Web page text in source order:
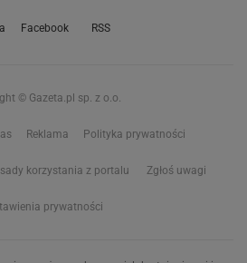
Facebook RSS
© Gazeta.pl sp. z o.o.
Reklama Polityka prywatności
korzystania z portalu Zgłoś uwagi
prywatności